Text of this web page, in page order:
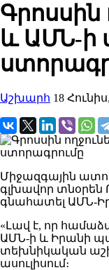
Գրոսսին
և ԱՄՆ-ի
Աշխարհ 18
Միջազգային
գլխավոր տնօրեն
գնահատել ԱՄՆ-
«Լավ է, որ
ԱՄՆ-ի և Իրանի
տեխնիկական
ասուլիսում։